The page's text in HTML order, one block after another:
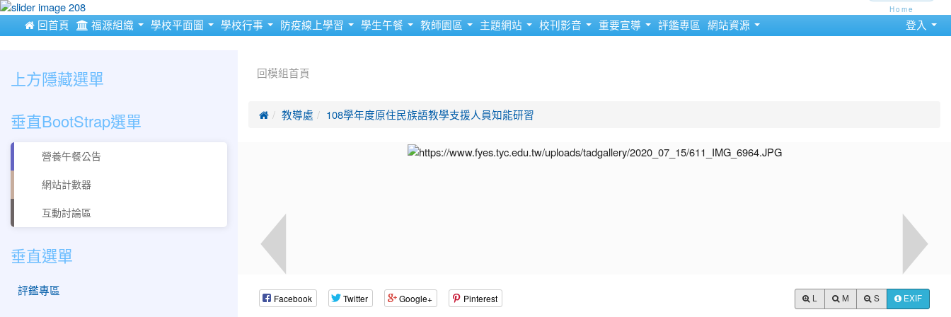
 回首頁 福源組織 學校平面圖 學校行事 防疫線上學習 學生午餐 教師園區 主題網站 校刊影音 重要宣導 評鑑專區 網站資源 登入
回模組首頁
 教導處 108學年度原住民族語教學支援人員知能研習
Facebook Twitter Google+ Pinterest M S EXIF
上方隱藏選單
Home
垂直BootStrap選單
營養午餐公告
網站計數器
互動討論區
垂直選單
評鑑專區